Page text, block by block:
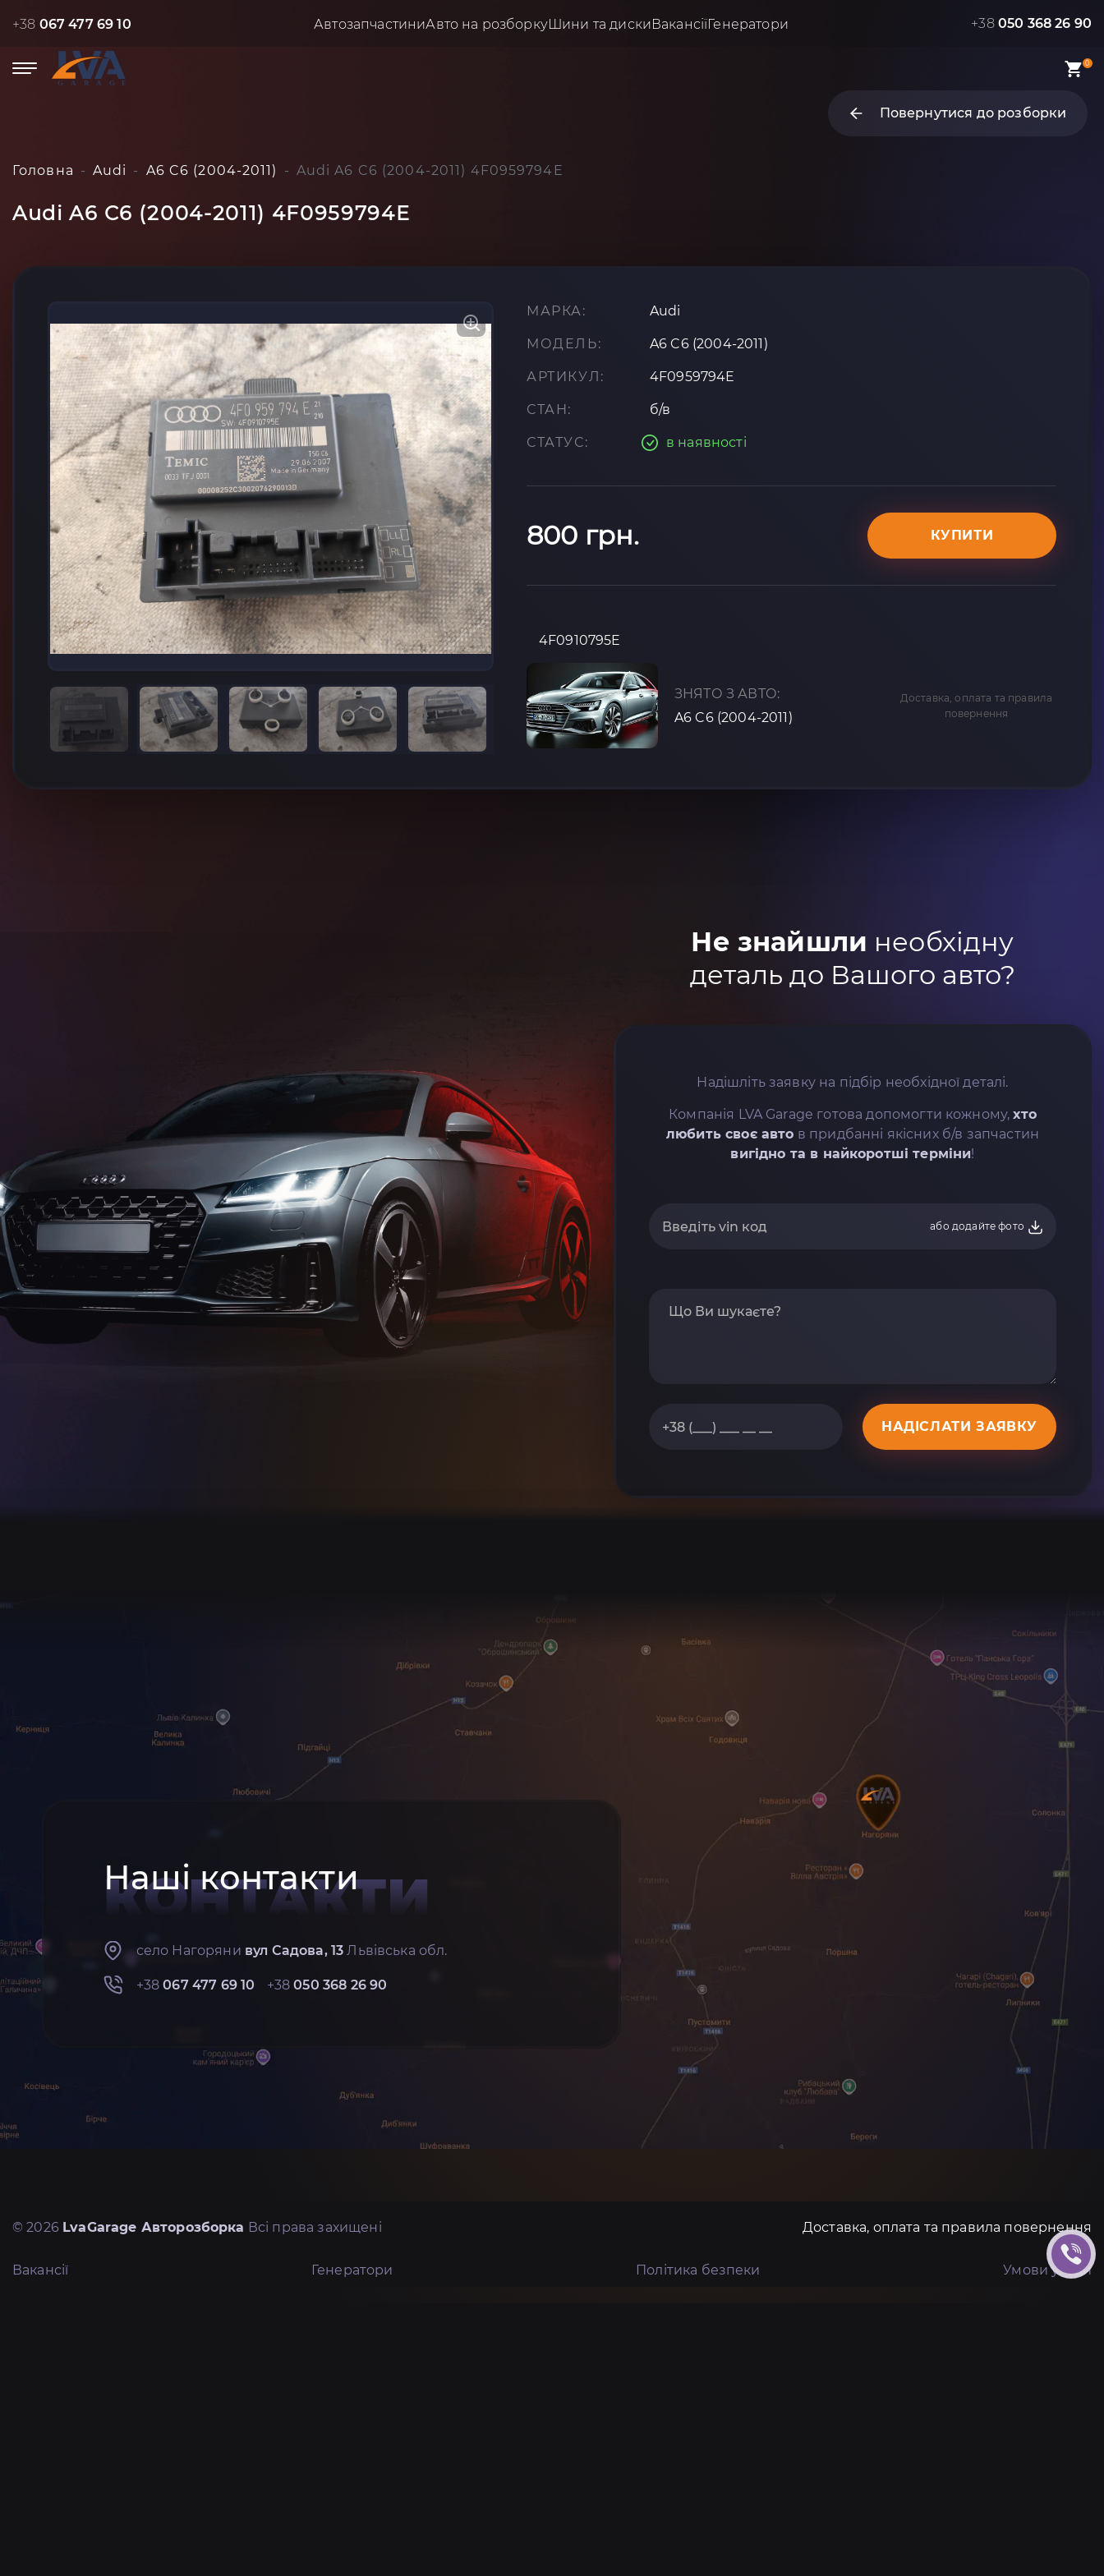
+38 067 477 69 10 АвтозапчастиниАвто на розборкуШини та дискиВакансіїГенератори +38 050 368 26 90
0
Повернутися до розборки
Головна Audi A6 C6 (2004-2011) Audi A6 C6 (2004-2011) 4F0959794E
Audi A6 C6 (2004-2011) 4F0959794E
МАРКА: Audi
МОДЕЛЬ: A6 C6 (2004-2011)
АРТИКУЛ: 4F0959794E
СТАН: б/в
СТАТУС: в наявності
800 грн. КУПИТИ
4F0910795E
ЗНЯТО З АВТО:
A6 C6 (2004-2011)
Доставка, оплата та правила
повернення
Не знайшли необхідну
деталь до Вашого авто?
Надішліть заявку на підбір необхідної деталі.
Компанія LVA Garage готова допомогти кожному,хто
любить своє авто в придбанні якісних б/в запчастин
вигідно та в найкоротші терміни!
або додайте фото
НАДІСЛАТИ ЗАЯВКУ
Наші контакти
КОНТАКТИ
село Нагоряни вул Садова, 13 Львівська обл.
+38067 477 69 10 +38050 368 26 90
© 2026 LvaGarage Авторозборка Всі права захищені Доставка, оплата та правила повернення
Вакансії Генератори Політика безпеки Умови угоди